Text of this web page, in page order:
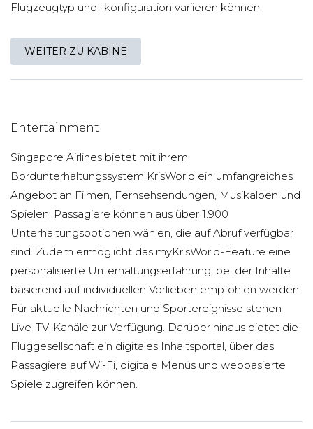
Flugzeugtyp und -konfiguration variieren können.
WEITER ZU KABINE
Entertainment
Singapore Airlines bietet mit ihrem
Bordunterhaltungssystem KrisWorld ein umfangreiches
Angebot an Filmen, Fernsehsendungen, Musikalben und
Spielen. Passagiere können aus über 1.900
Unterhaltungsoptionen wählen, die auf Abruf verfügbar
sind. Zudem ermöglicht das myKrisWorld-Feature eine
personalisierte Unterhaltungserfahrung, bei der Inhalte
basierend auf individuellen Vorlieben empfohlen werden.
Für aktuelle Nachrichten und Sportereignisse stehen
Live-TV-Kanäle zur Verfügung. Darüber hinaus bietet die
Fluggesellschaft ein digitales Inhaltsportal, über das
Passagiere auf Wi-Fi, digitale Menüs und webbasierte
Spiele zugreifen können.